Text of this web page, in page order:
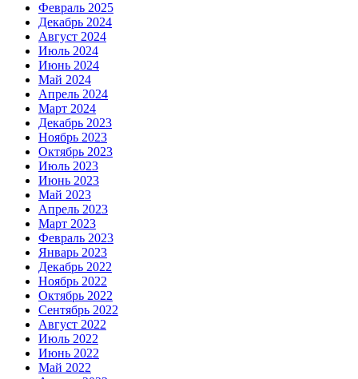
Февраль 2025
Декабрь 2024
Август 2024
Июль 2024
Июнь 2024
Май 2024
Апрель 2024
Март 2024
Декабрь 2023
Ноябрь 2023
Октябрь 2023
Июль 2023
Июнь 2023
Май 2023
Апрель 2023
Март 2023
Февраль 2023
Январь 2023
Декабрь 2022
Ноябрь 2022
Октябрь 2022
Сентябрь 2022
Август 2022
Июль 2022
Июнь 2022
Май 2022